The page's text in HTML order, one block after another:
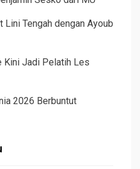
Tengah dengan Ayoub
Kini Jadi Pelatih Les
2026 Berbuntut